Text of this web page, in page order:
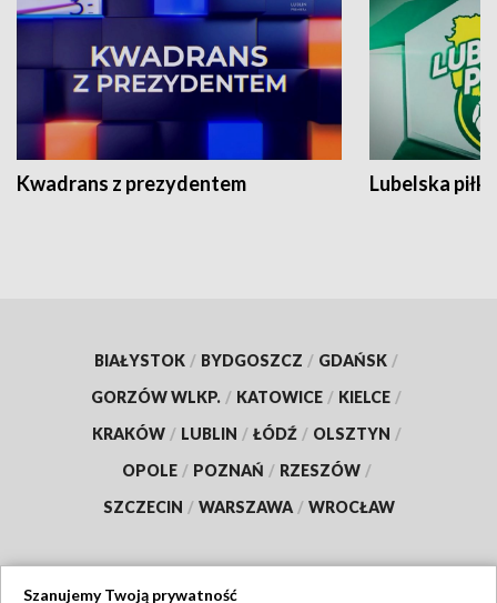
Kwadrans z prezydentem Lubelska piłka
BIAŁYSTOK / BYDGOSZCZ / GDAŃSK /
GORZÓW WLKP. / KATOWICE / KIELCE /
KRAKÓW / LUBLIN / ŁÓDŹ / OLSZTYN /
OPOLE / POZNAŃ / RZESZÓW /
SZCZECIN / WARSZAWA / WROCŁAW
Szanujemy Twoją prywatność